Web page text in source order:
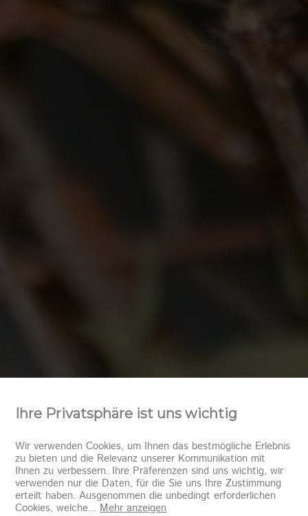
Ihre Privatsphäre ist uns wichtig
Wir verwenden Cookies, um Ihnen das bestmögliche Erlebnis
zu bieten und die Relevanz unserer Kommunikation mit
Ihnen zu verbessern. Ihre Präferenzen sind uns wichtig, wir
verwenden nur die Daten, für die Sie uns Ihre Zustimmung
erteilt haben. Ausgenommen die unbedingt erforderlichen
Cookies, welche... Mehr anzeigen